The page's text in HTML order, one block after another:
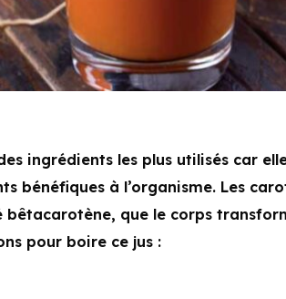
ingrédients les plus utilisés car
bénéfiques à l’organisme. Les
bêtacarotène, que le corps
pour boire ce jus :